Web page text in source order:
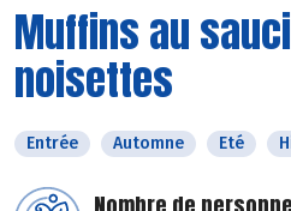
Muffins au
noisettes
Entrée Automne Eté